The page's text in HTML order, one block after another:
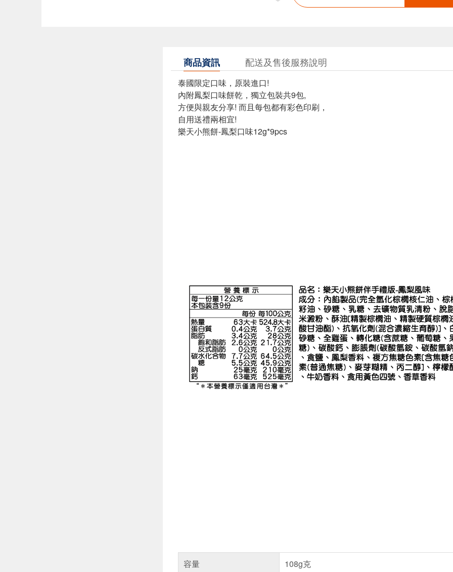
商品資訊 配送及售後服務說明
泰國限定口味，原裝進口!
內附鳳梨口味餅乾，獨立包裝共9包,
方便與親友分享! 而且每包都有彩色印刷，
自用送禮兩相宜!
樂天小熊餅-鳳梨口味12g*9pcs
容量
108g克